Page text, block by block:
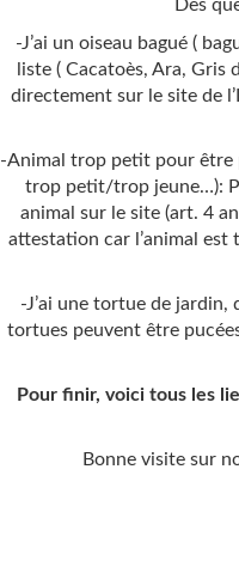
Des
-J’ai un oiseau bagué (
liste ( Cacatoès, Ara, Gris
directement sur le site de
-Animal trop petit pour être
trop petit/trop jeune…):
animal sur le site (art. 4
attestation car l’animal
-J’ai une tortue de
tortues peuvent être
Pour finir, voici tous les
Bonne visite sur